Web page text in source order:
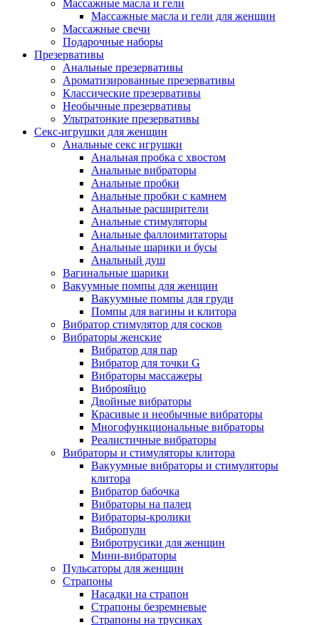
Массажные масла и гели
Массажные масла и гели для женщин
Массажные свечи
Подарочные наборы
Презервативы
Анальные презервативы
Ароматизированные презервативы
Классические презервативы
Необычные презервативы
Ультратонкие презервативы
Секс-игрушки для женщин
Анальные секс игрушки
Анальная пробка с хвостом
Анальные вибраторы
Анальные пробки
Анальные пробки с камнем
Анальные расширители
Анальные стимуляторы
Анальные фаллоимитаторы
Анальные шарики и бусы
Анальный душ
Вагинальные шарики
Вакуумные помпы для женщин
Вакуумные помпы для груди
Помпы для вагины и клитора
Вибратор стимулятор для сосков
Вибраторы женские
Вибратор для пар
Вибратор для точки G
Вибраторы массажеры
Виброяйцо
Двойные вибраторы
Красивые и необычные вибраторы
Многофункциональные вибраторы
Реалистичные вибраторы
Вибраторы и стимуляторы клитора
Вакуумные вибраторы и стимуляторы
клитора
Вибратор бабочка
Вибраторы на палец
Вибраторы-кролики
Вибропули
Вибротрусики для женщин
Мини-вибраторы
Пульсаторы для женщин
Страпоны
Насадки на страпон
Страпоны безремневые
Страпоны на трусиках